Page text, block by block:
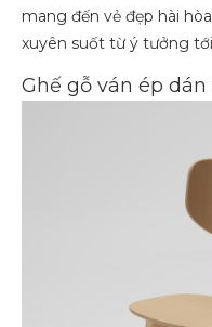
mang đến vẻ đẹp hài
xuyên suốt từ ý tưởng
Ghế gỗ ván ép dán